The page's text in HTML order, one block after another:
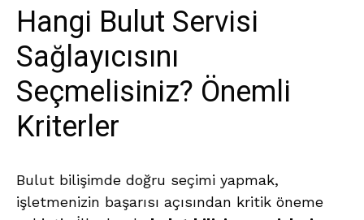
Hangi Bulut Servisi
Sağlayıcısını
Seçmelisiniz? Önemli
Kriterler
Bulut bilişimde doğru seçimi yapmak,
işletmenizin başarısı açısından kritik öneme